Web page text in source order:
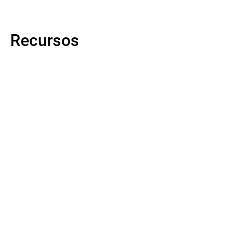
Recursos